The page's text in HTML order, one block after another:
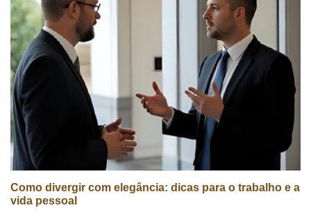
Como divergir com elegância: dicas para o trabalho e a
vida pessoal